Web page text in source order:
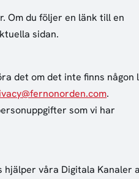
Om du följer en länk till en
sidan.
det om det inte finns någon
.
som vi har
hjälper våra Digitala Kanaler